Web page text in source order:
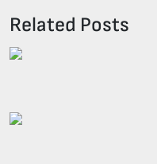
Related Posts